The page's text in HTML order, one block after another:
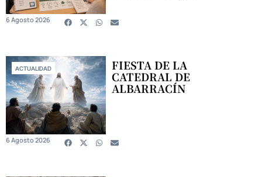
6 Agosto 2026
ACTUALIDAD FIESTA DE LA
CATEDRAL DE
ALBARRACÍN
6 Agosto 2026